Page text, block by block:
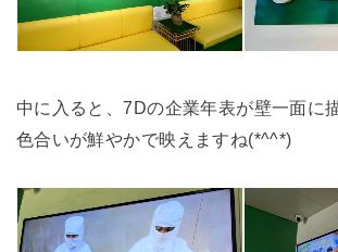
中に入ると、7Dの企業年表が壁一面に
色合いが鮮やかで映えますね(*^^*)